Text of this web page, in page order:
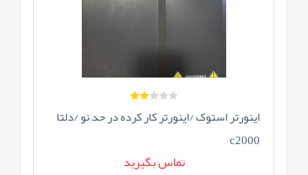
اینورتر استوک /اینورتر کار کرده در حد نو /دلتا
c2000
تماس بگیرید